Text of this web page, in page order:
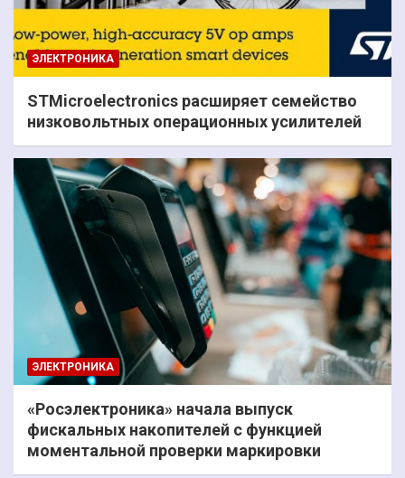
ЭЛЕКТРОНИКА
STMicroelectronics расширяет семейство
низковольтных операционных усилителей
ЭЛЕКТРОНИКА
«Росэлектроника» начала выпуск
фискальных накопителей с функцией
моментальной проверки маркировки